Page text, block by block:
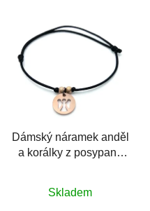
Dámský náramek anděl
a korálky z posypané
Skladem